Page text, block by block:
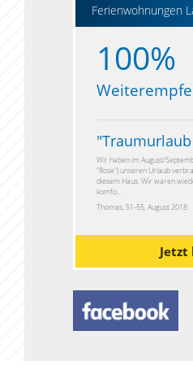
Ferienwohnungen
100%
"
Wir haben im August/
"Rose") unseren Urlaub
diesem Haus. Wir waren
komfo...
Thomas, 51-55, August 2018
Jetzt